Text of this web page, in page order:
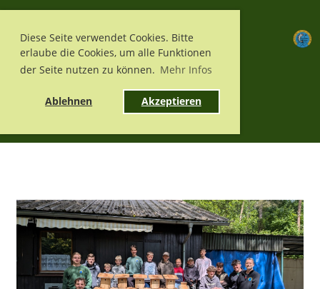
Diese Seite verwendet Cookies. Bitte
erlaube die Cookies, um alle Funktionen
der Seite nutzen zu können. Mehr Infos
Ablehnen Akzeptieren
Menü